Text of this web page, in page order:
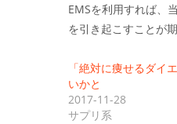
EMSを利用すれば、
を引き起こすことが
「絶対に痩せるダイ
いかと
2017-11-28
サプリ系